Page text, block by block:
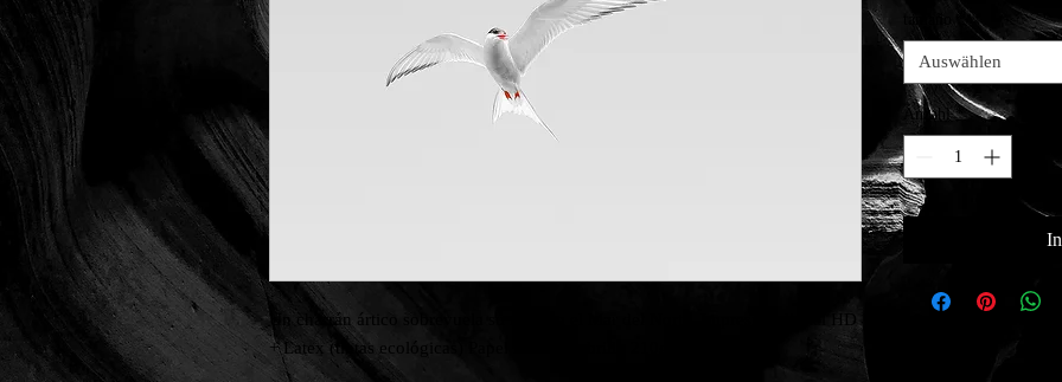
Un charrán ártico sobrevuela su nido en el Mar del Norte. Impresión digital HD
+ Latex (tintas ecológicas) Papel foto satín brillo 210g.
Auswählen
Anzahl *